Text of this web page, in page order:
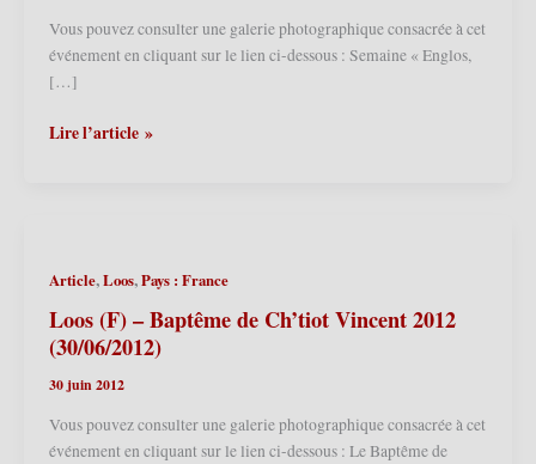
Vous pouvez consulter une galerie photographique consacrée à cet
événement en cliquant sur le lien ci-dessous : Semaine « Englos,
[…]
Englos
c’est
Géant
»
centre
commercial
Englos-
Lire l’article »
Article,Loos,Pays : France
Loos (F) – Baptême de Ch’tiot Vincent 2012
(30/06/2012)
30 juin 2012
Vous pouvez consulter une galerie photographique consacrée à cet
événement en cliquant sur le lien ci-dessous : Le Baptême de